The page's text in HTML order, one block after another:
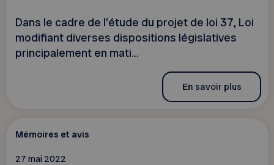
Dans le cadre de l'étude du projet de loi 37, Loi
modifiant diverses dispositions législatives
principalement en mati...
En savoir plus
Mémoires et avis
27 mai 2022